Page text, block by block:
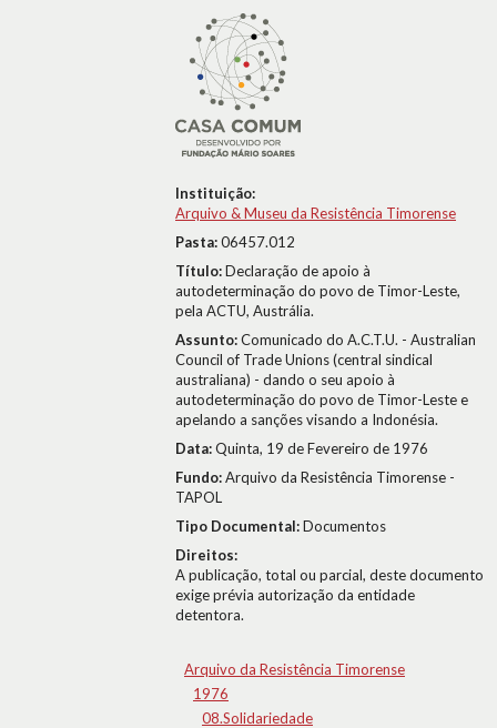
Instituição:
Arquivo & Museu da Resistência Timorense
Pasta:06457.012
Título:Declaração de apoio à
autodeterminação do povo de Timor-Leste,
pela ACTU, Austrália.
Assunto:Comunicado do A.C.T.U. - Australian
Council of Trade Unions (central sindical
australiana) - dando o seu apoio à
autodeterminação do povo de Timor-Leste e
apelando a sanções visando a Indonésia.
Data:Quinta, 19 de Fevereiro de 1976
Fundo:Arquivo da Resistência Timorense -
TAPOL
Tipo Documental:Documentos
Direitos:
A publicação, total ou parcial, deste documento
exige prévia autorização da entidade
detentora.
Arquivo da Resistência Timorense
1976
08.Solidariedade